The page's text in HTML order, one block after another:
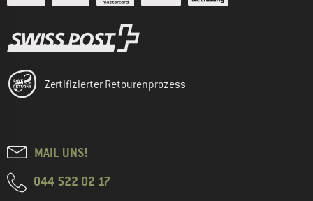
Zertifizierter Retourenprozess
MAIL UNS!
044 522 02 17